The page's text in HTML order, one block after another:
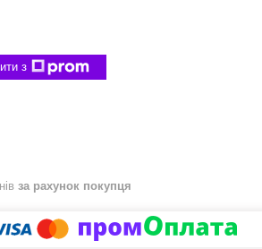
з
за рахунок покупця